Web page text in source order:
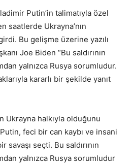
Putin’in talimatıyla özel
saatlerde Ukrayna’nın
Bu gelişme üzerine yazılı
Joe Biden “Bu saldırının
yalnızca Rusya sorumludur.
kararlı bir şekilde yanıt
Ukrayna halkıyla olduğunu
feci bir can kaybı ve insani
savaşı seçti. Bu saldırının
yalnızca Rusya sorumludur